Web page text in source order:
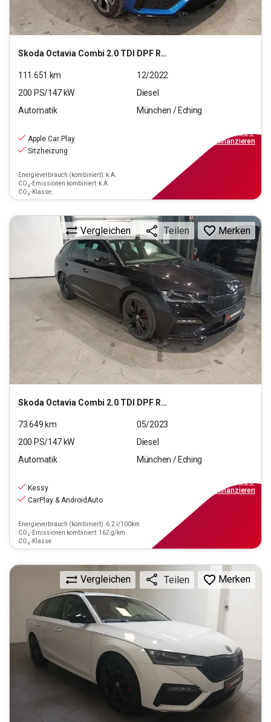
Skoda Octavia Combi 2.0 TDI DPF RS Plus 4x4
111.651 km
12/2022
200 PS/147 kW
Diesel
Automatik
München / Eching
Apple Car Play
Sitzheizung
Energieverbrauch (kombiniert): k.A.
CO₂-Emissionen kombiniert: k.A.
CO₂-Klasse:
inkl.MwSt.
finanzieren
Skoda Octavia Combi 2.0 TDI DPF RS 4x4
Vergleichen Teilen Merken
73.649km
05/2023
200 PS/147kW
Diesel
Automatik
München / Eching
Kessy
CarPlay & AndroidAuto
Energieverbrauch (kombiniert): 6.2 l/100km
CO₂-Emissionen kombiniert: 162 g/km
CO₂-Klasse:
inkl.MwSt.
finanzieren
Vergleichen Teilen Merken